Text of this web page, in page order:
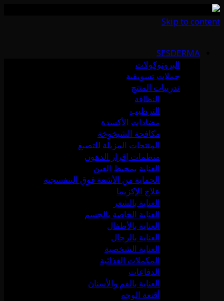
Skip to content
SESDERMA
البروتوكولات
حملات تسويقية
تدريبات المنتج
النظافة
الترطيب
مضادات الأكسدة
مكافحة الشيخوخة
المنتجات المزيلة للتصبغ
منظمات إفراز الدهون
العناية بمحيط العين
الحماية من الأشعة فوق البنفسجية
علاج الإكزيما
العناية بالشعر
العناية الخاصة بالجسم
العناية بالأطفال
العناية بالرجال
العناية الشخصية
المكملات الغذائية
الدفاعات
العناية بالفم والأسنان
أقنعة الوجه